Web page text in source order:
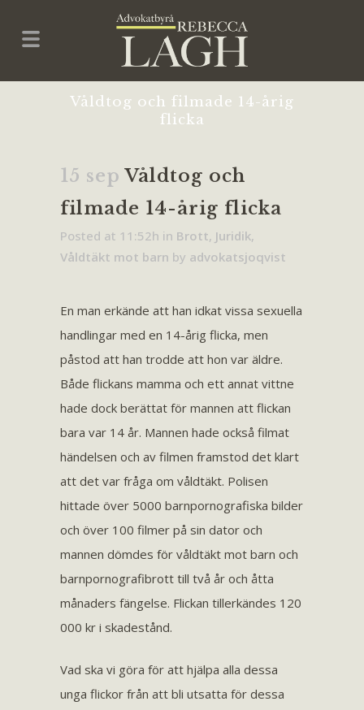
Våldtog och filmade 14-årig
flicka
15 sep Våldtog och
filmade 14-årig flicka
Posted at 11:52h in Brott, Juridik,
Våldtäkt mot barn by advokatsjoqvist
En man erkände att han idkat vissa sexuella
handlingar med en 14-årig flicka, men
påstod att han trodde att hon var äldre.
Både flickans mamma och ett annat vittne
hade dock berättat för mannen att flickan
bara var 14 år. Mannen hade också filmat
händelsen och av filmen framstod det klart
att det var fråga om våldtäkt. Polisen
hittade över 5000 barnpornografiska bilder
och över 100 filmer på sin dator och
mannen dömdes för våldtäkt mot barn och
barnpornografibrott till två år och åtta
månaders fängelse. Flickan tillerkändes 120
000 kr i skadestånd.
Vad ska vi göra för att hjälpa alla dessa
unga flickor från att bli utsatta för dessa